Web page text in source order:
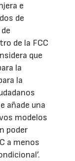
e
de
de la FCC
que
la
la
añade una
modelos
poder
a menos